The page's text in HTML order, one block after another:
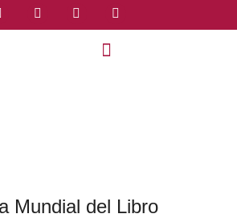
Mundial del Libro